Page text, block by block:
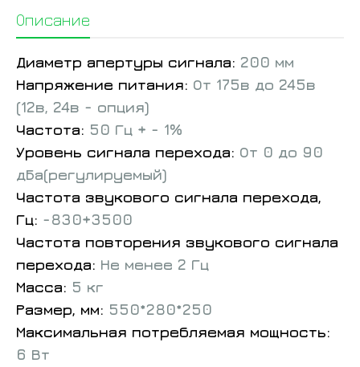
Описание
Диаметр апертуры сигнала: 200 мм
Напряжение питания: От 175в до 245в
(12в, 24в - опция)
Частота: 50 Гц + - 1%
Уровень сигнала перехода: От 0 до 90
дБа(регулируемый)
Частота звукового сигнала перехода,
Гц: -830+3500
Частота повторения звукового сигнала
перехода: Не менее 2 Гц
Масса: 5 кг
Размер, мм: 550*280*250
Максимальная потребляемая мощность:
6 Вт